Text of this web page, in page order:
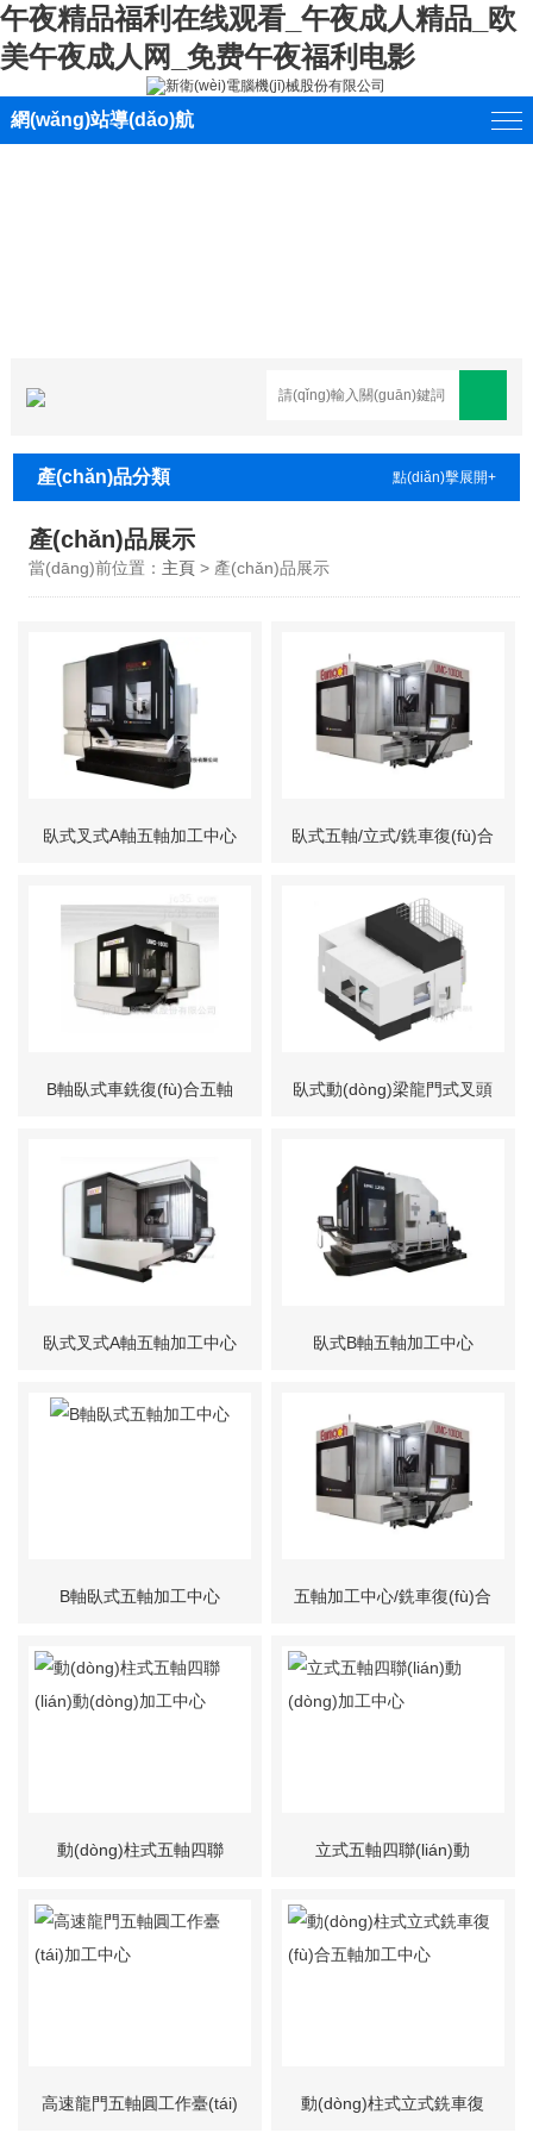
午夜精品福利在线观看_午夜成人精品_欧
美午夜成人网_免费午夜福利电影
網(wǎng)站導(dǎo)航
產(chǎn)品分類 點(diǎn)擊展開+
產(chǎn)品展示
當(dāng)前位置： 主頁> 產(chǎn)品展示
臥式叉式A軸五軸加工中心 臥式五軸/立式/銑車復(fù)合
B軸臥式車銑復(fù)合五軸 臥式動(dòng)梁龍門式叉頭
臥式叉式A軸五軸加工中心 臥式B軸五軸加工中心
B軸臥式五軸加工中心 五軸加工中心/銑車復(fù)合
動(dòng)柱式五軸四聯 立式五軸四聯(lián)動
高速龍門五軸圓工作臺(tái) 動(dòng)柱式立式銑車復